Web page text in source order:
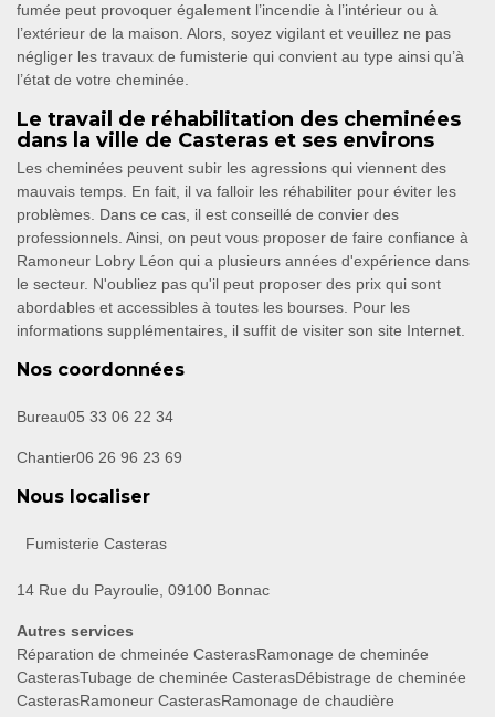
fumée peut provoquer également l’incendie à l’intérieur ou à
l’extérieur de la maison. Alors, soyez vigilant et veuillez ne pas
négliger les travaux de fumisterie qui convient au type ainsi qu’à
l’état de votre cheminée.
Le travail de réhabilitation des cheminées
dans la ville de Casteras et ses environs
Les cheminées peuvent subir les agressions qui viennent des
mauvais temps. En fait, il va falloir les réhabiliter pour éviter les
problèmes. Dans ce cas, il est conseillé de convier des
professionnels. Ainsi, on peut vous proposer de faire confiance à
Ramoneur Lobry Léon qui a plusieurs années d'expérience dans
le secteur. N'oubliez pas qu'il peut proposer des prix qui sont
abordables et accessibles à toutes les bourses. Pour les
informations supplémentaires, il suffit de visiter son site Internet.
Nos coordonnées
Bureau05 33 06 22 34
Chantier06 26 96 23 69
Nous localiser
Fumisterie Casteras
14 Rue du Payroulie, 09100 Bonnac
Autres services
Réparation de chmeinée CasterasRamonage de cheminée
CasterasTubage de cheminée CasterasDébistrage de cheminée
CasterasRamoneur CasterasRamonage de chaudière